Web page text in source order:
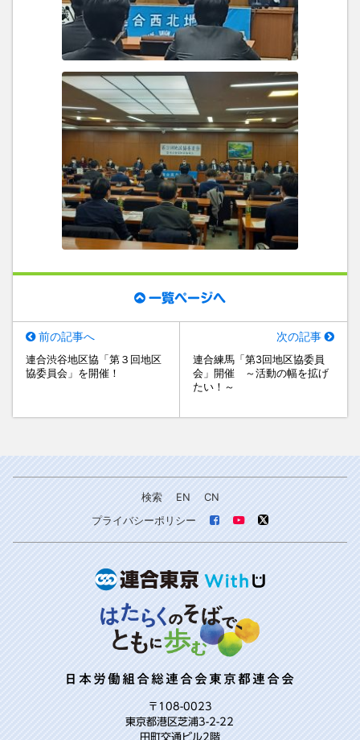
一覧ページへ
前の記事へ
連合渋谷地区協「第３回地区
協委員会」を開催！
次の記事
連合練馬「第3回地区協委員
会」開催 ～活動の幅を拡げ
たい！～
検索 EN
CN
プライバシーポリシー
日本労働組合総連合会東京都連合会
〒108-0023
東京都港区芝浦3-2-22
田町交通ビル2階